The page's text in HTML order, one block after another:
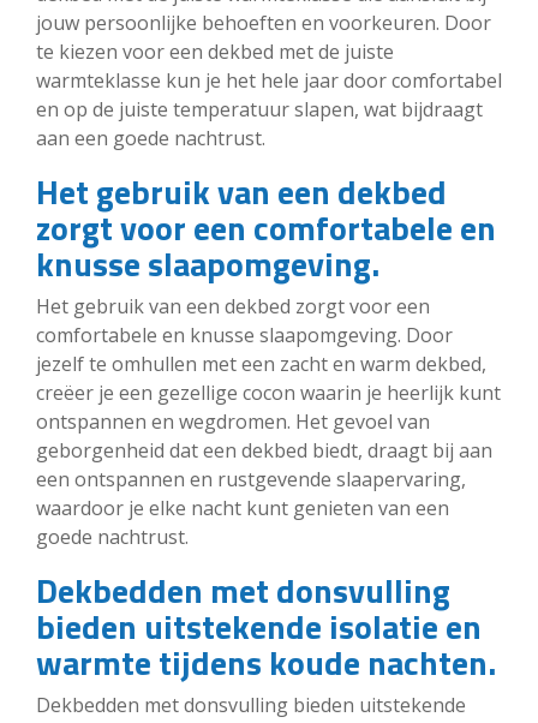
jouw persoonlijke behoeften en voorkeuren. Door
te kiezen voor een dekbed met de juiste
warmteklasse kun je het hele jaar door comfortabel
en op de juiste temperatuur slapen, wat bijdraagt
aan een goede nachtrust.
Het gebruik van een dekbed
zorgt voor een comfortabele en
knusse slaapomgeving.
Het gebruik van een dekbed zorgt voor een
comfortabele en knusse slaapomgeving. Door
jezelf te omhullen met een zacht en warm dekbed,
creëer je een gezellige cocon waarin je heerlijk kunt
ontspannen en wegdromen. Het gevoel van
geborgenheid dat een dekbed biedt, draagt bij aan
een ontspannen en rustgevende slaapervaring,
waardoor je elke nacht kunt genieten van een
goede nachtrust.
Dekbedden met donsvulling
bieden uitstekende isolatie en
warmte tijdens koude nachten.
Dekbedden met donsvulling bieden uitstekende